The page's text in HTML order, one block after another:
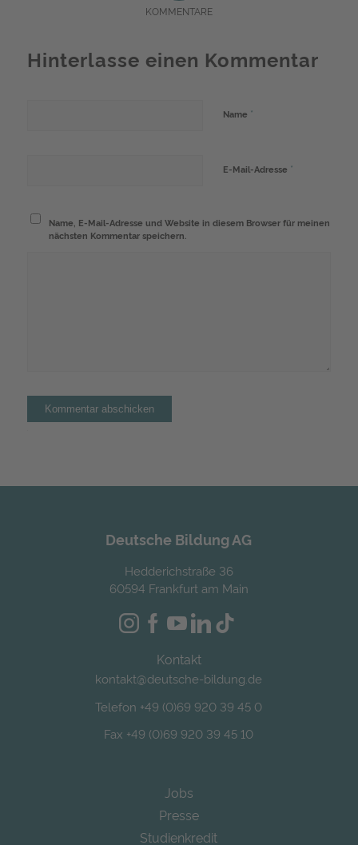
KOMMENTARE
Hinterlasse einen Kommentar
Name *
E-Mail-Adresse *
Name, E-Mail-Adresse und Website in diesem Browser für meinen
nächsten Kommentar speichern.
Deutsche Bildung AG
Hedderichstraße 36
60594 Frankfurt am Main
Kontakt
kontakt@deutsche-bildung.de
Telefon +49 (0)69 920 39 45 0
Fax +49 (0)69 920 39 45 10
Jobs
Presse
Studienkredit